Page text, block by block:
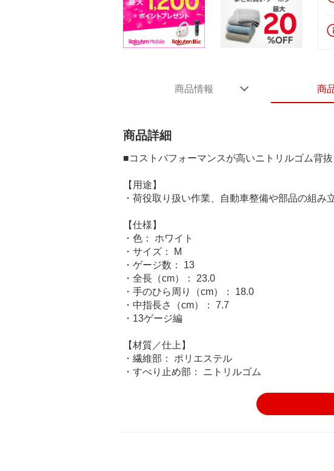
商品情報 商
商品詳細
■コストパフォーマンスが高いニトリルゴム背抜
【用途】
・荷役取り扱い作業、自動車整備や部品の組み
【仕様】
・色： ホワイト
・サイズ： M
・ゲージ数： 13
・全長（cm）： 23.0
・手のひら周り（cm）： 18.0
・中指長さ（cm）： 7.7
・13ゲージ編
【材質／仕上】
・繊維部： ポリエステル
・すべり止め部： ニトリルゴム